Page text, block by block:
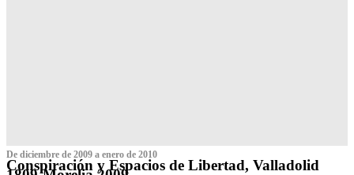
De diciembre de 2009 a enero de 2010
Conspiración y Espacios de Libertad, Valladolid